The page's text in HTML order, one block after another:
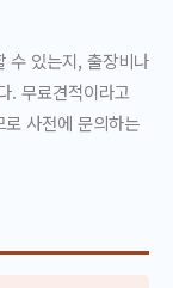
수 있는지, 출장비나
. 무료견적이라고
사전에 문의하는